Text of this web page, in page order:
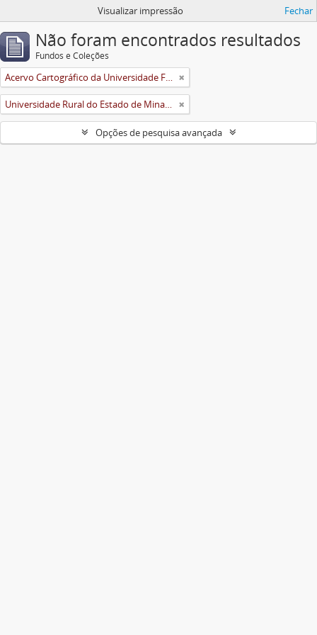
Visualizar impressão Fechar
Não foram encontrados resultados
Fundos e Coleções
Acervo Cartográfico da Universidade Federal de Viçosa
Universidade Rural do Estado de Minas Gerais (Uremg)
Opções de pesquisa avançada